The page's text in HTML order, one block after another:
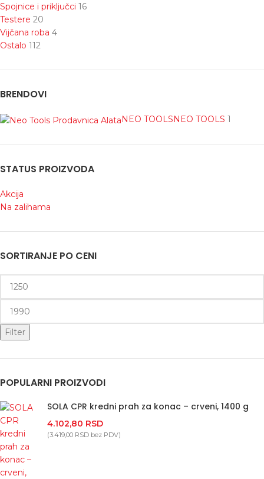
Spojnice i priključci 16
Testere 20
Vijčana roba 4
Ostalo 112
BRENDOVI
NEO TOOLSNEO TOOLS 1
STATUS PROIZVODA
Akcija
Na zalihama
SORTIRANJE PO CENI
Filter
POPULARNI PROIZVODI
SOLA CPR kredni prah za konac – crveni, 1400 g
4.102,80 RSD
(3.419,00 RSD bez PDV)